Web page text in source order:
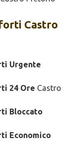
Castro
Urgente
24 Ore Castro
Bloccato
Economico